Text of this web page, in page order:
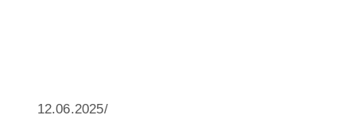
12.06.2025/